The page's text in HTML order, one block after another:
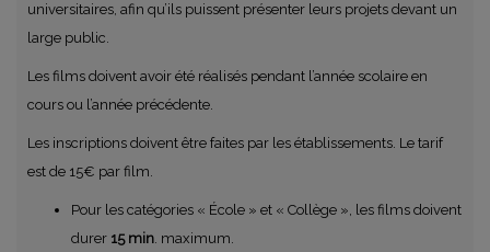
universitaires, afin qu’ils puissent présenter leurs projets devant un
large public.
Les films doivent avoir été réalisés pendant l’année scolaire en
cours ou l’année précédente.
Les inscriptions doivent être faites par les établissements. Le tarif
est de 15€ par film.
Pour les catégories « École » et « Collège », les films doivent
durer 15 min. maximum.